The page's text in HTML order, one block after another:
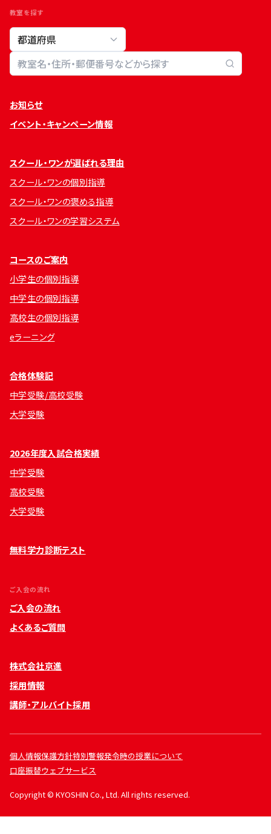
教室を探す
教室検索
お知らせ
イベント・キャンペーン情報
スクール・ワンが選ばれる理由
スクール・ワンの個別指導
スクール・ワンの褒める指導
スクール・ワンの学習システム
コースのご案内
小学生の個別指導
中学生の個別指導
高校生の個別指導
eラーニング
合格体験記
中学受験/高校受験
大学受験
2026年度入試合格実績
中学受験
高校受験
大学受験
無料学力診断テスト
ご入会の流れ
ご入会の流れ
よくあるご質問
株式会社京進
採用情報
講師・アルバイト採用
個人情報保護方針特別警報発令時の授業について
口座振替ウェブサービス
Copyright © KYOSHIN Co., Ltd. All rights reserved.